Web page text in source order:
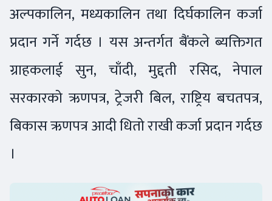
अल्पकालिन, मध्यकालिन तथा दिर्घकालिन कर्जा
प्रदान गर्ने गर्दछ । यस अन्तर्गत बैंकले ब्यक्तिगत
ग्राहकलाई सुन, चाँदी, मुद्दती रसिद, नेपाल
सरकारको ऋणपत्र, ट्रेजरी बिल, राष्ट्रिय बचतपत्र,
बिकास ऋणपत्र आदी धितो राखी कर्जा प्रदान गर्दछ
।